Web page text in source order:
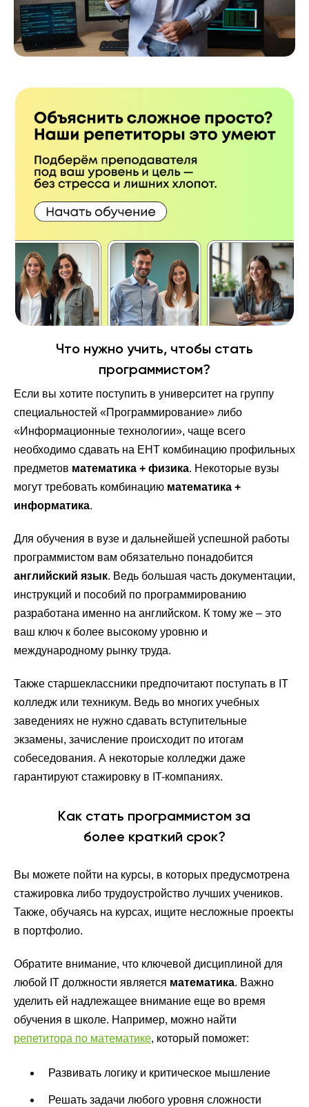
Что нужно учить, чтобы стать
программистом?
Если вы хотите поступить в университет на группу
специальностей «Программирование» либо
«Информационные технологии», чаще всего
необходимо сдавать на ЕНТ комбинацию профильных
предметов математика + физика. Некоторые вузы
могут требовать комбинацию математика +
информатика.
Для обучения в вузе и дальнейшей успешной работы
программистом вам обязательно понадобится
английский язык. Ведь большая часть документации,
инструкций и пособий по программированию
разработана именно на английском. К тому же – это
ваш ключ к более высокому уровню и
международному рынку труда.
Также старшеклассники предпочитают поступать в IT
колледж или техникум. Ведь во многих учебных
заведениях не нужно сдавать вступительные
экзамены, зачисление происходит по итогам
собеседования. А некоторые колледжи даже
гарантируют стажировку в IT-компаниях.
Kак стать программистом за
более краткий срок?
Вы можете пойти на курсы, в которых предусмотрена
стажировка либо трудоустройство лучших учеников.
Также, обучаясь на курсах, ищите несложные проекты
в портфолио.
Обратите внимание, что ключевой дисциплиной для
любой IT должности является математика. Важно
уделить ей надлежащее внимание еще во время
обучения в школе. Например, можно найти
репетитора по математике, который поможет:
Развивать логику и критическое мышление
Решать задачи любого уровня сложности